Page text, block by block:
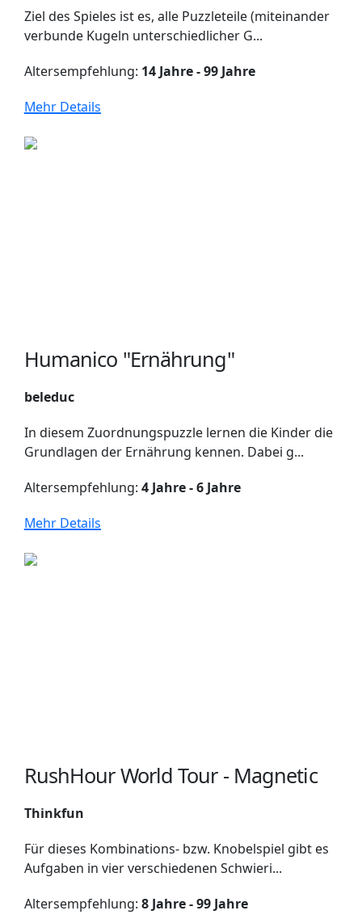
Ziel des Spieles ist es, alle Puzzleteile (miteinander
verbunde Kugeln unterschiedlicher G...
Altersempfehlung: 14 Jahre - 99 Jahre
Mehr Details
Humanico "Ernährung"
beleduc
In diesem Zuordnungspuzzle lernen die Kinder die
Grundlagen der Ernährung kennen. Dabei g...
Altersempfehlung: 4 Jahre - 6 Jahre
Mehr Details
RushHour World Tour - Magnetic
Thinkfun
Für dieses Kombinations- bzw. Knobelspiel gibt es
Aufgaben in vier verschiedenen Schwieri...
Altersempfehlung: 8 Jahre - 99 Jahre